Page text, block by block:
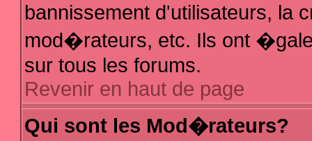
bannissement d'utilisateurs, la
mod�rateurs, etc. Ils ont
sur tous les forums.
Revenir en haut de page
Qui sont les Mod�rateurs?